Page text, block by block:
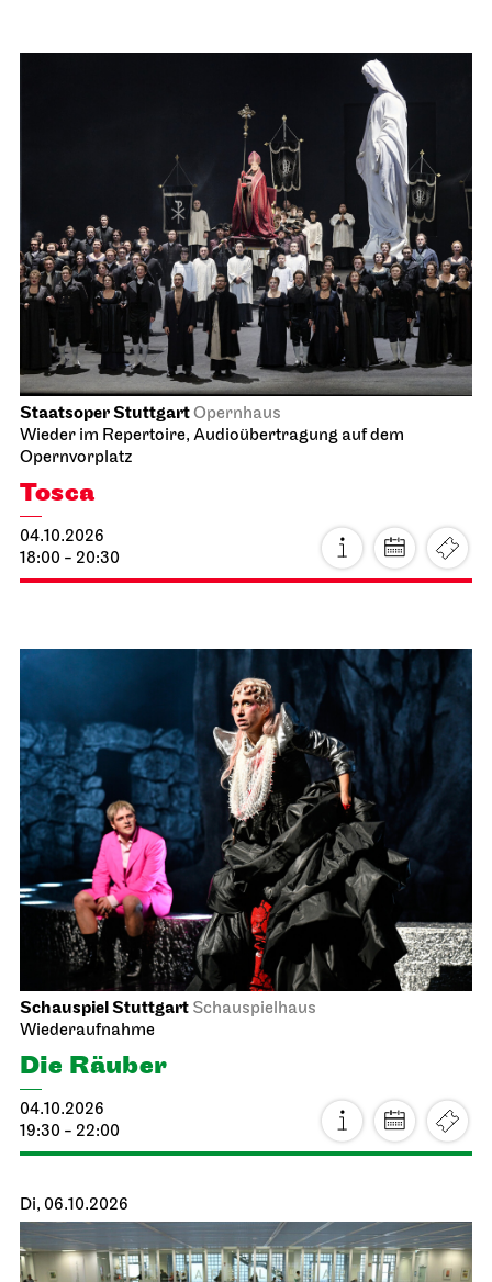
Staatsoper StuttgartOpernhaus
Wieder im Repertoire, Audioübertragung auf dem
Opernvorplatz
Tosca
04.10.2026
18:00 - 20:30
Schauspiel Stuttgart Schauspielhaus
Wiederaufnahme
Die Räuber
04.10.2026
19:30 - 22:00
Di, 06.10.2026